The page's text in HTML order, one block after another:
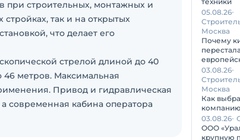
при строительных, монтажных и
так и на открытых
что делает его
стрелой длиной до 40
46 метров. Максимальная
Привод и гидравлическая
современная кабина оператора
систему климат-контроля для
05.08.26
Москва
Почему
03.08.26
Москва
Как
03.08.26
ООО
крупную